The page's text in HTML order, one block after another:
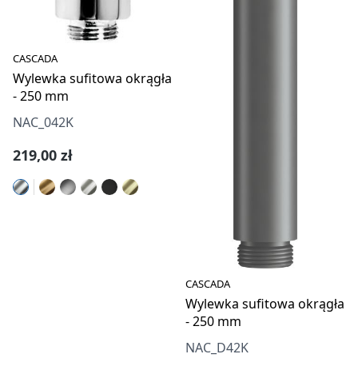
CASCADA
Wylewka sufitowa okrągła
- 250 mm
NAC_042K
Cena regularna:
219,00 zł
CASCADA
Wylewka sufitowa okrągła
- 250 mm
NAC_D42K